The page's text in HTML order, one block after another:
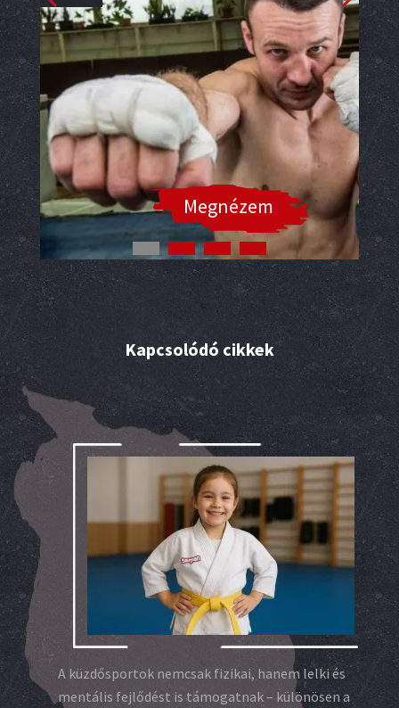
Megnézem
Kapcsolódó cikkek
A küzdősportok nemcsak fizikai, hanem lelki és
mentális fejlődést is támogatnak – különösen a